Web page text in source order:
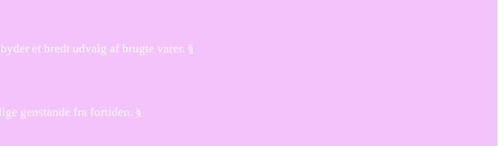
et bredt udvalg af brugte varer. §
genstande fra fortiden. §